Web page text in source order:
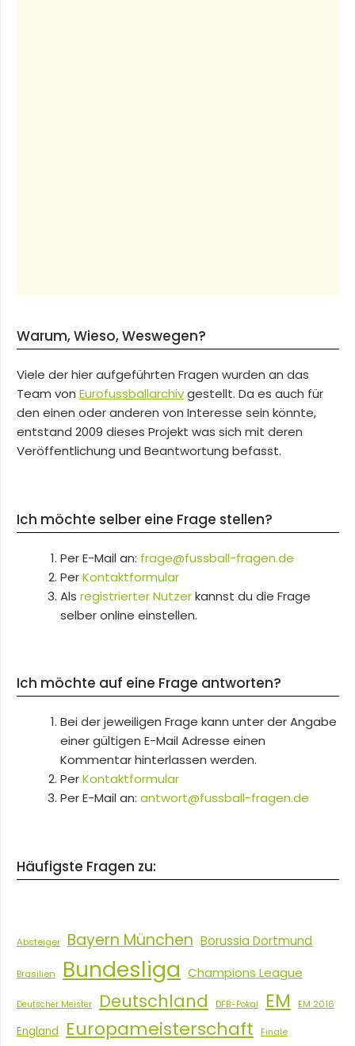
Warum, Wieso, Weswegen?
Viele der hier aufgeführten Fragen wurden an das
Team von Eurofussballarchivgestellt. Da es auch für
den einen oder anderen von Interesse sein könnte,
entstand 2009 dieses Projekt was sich mit deren
Veröffentlichung und Beantwortung befasst.
Ich möchte selber eine Frage stellen?
Per E-Mail an: frage@fussball-fragen.de
PerKontaktformular
Als registrierter Nutzerkannst du die Frage
selber online einstellen.
Ich möchte auf eine Frage antworten?
Bei der jeweiligen Frage kann unter der Angabe
einer gültigen E-Mail Adresse einen
Kommentar hinterlassen werden.
PerKontaktformular
Per E-Mail an: antwort@fussball-fragen.de
Häufigste Fragen zu:
Absteiger Bayern München Borussia Dortmund
Brasilien Bundesliga Champions League
Deutscher Meister Deutschland DFB-Pokal EM EM 2016
England Europameisterschaft Finale